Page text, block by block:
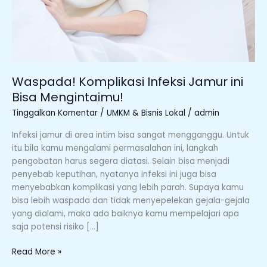
Waspada! Komplikasi Infeksi Jamur ini
Bisa Mengintaimu!
Tinggalkan Komentar / UMKM & Bisnis Lokal / admin
Infeksi jamur di area intim bisa sangat mengganggu. Untuk
itu bila kamu mengalami permasalahan ini, langkah
pengobatan harus segera diatasi. Selain bisa menjadi
penyebab keputihan, nyatanya infeksi ini juga bisa
menyebabkan komplikasi yang lebih parah. Supaya kamu
bisa lebih waspada dan tidak menyepelekan gejala-gejala
yang dialami, maka ada baiknya kamu mempelajari apa
saja potensi risiko […]
Read More »